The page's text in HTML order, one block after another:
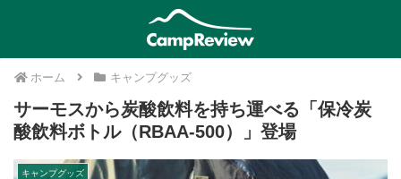
ホーム キャンプグッズ
サーモスから炭酸飲料を持ち運べる「保冷炭
酸飲料ボトル（RBAA-500）」登場
キャンプグッズ